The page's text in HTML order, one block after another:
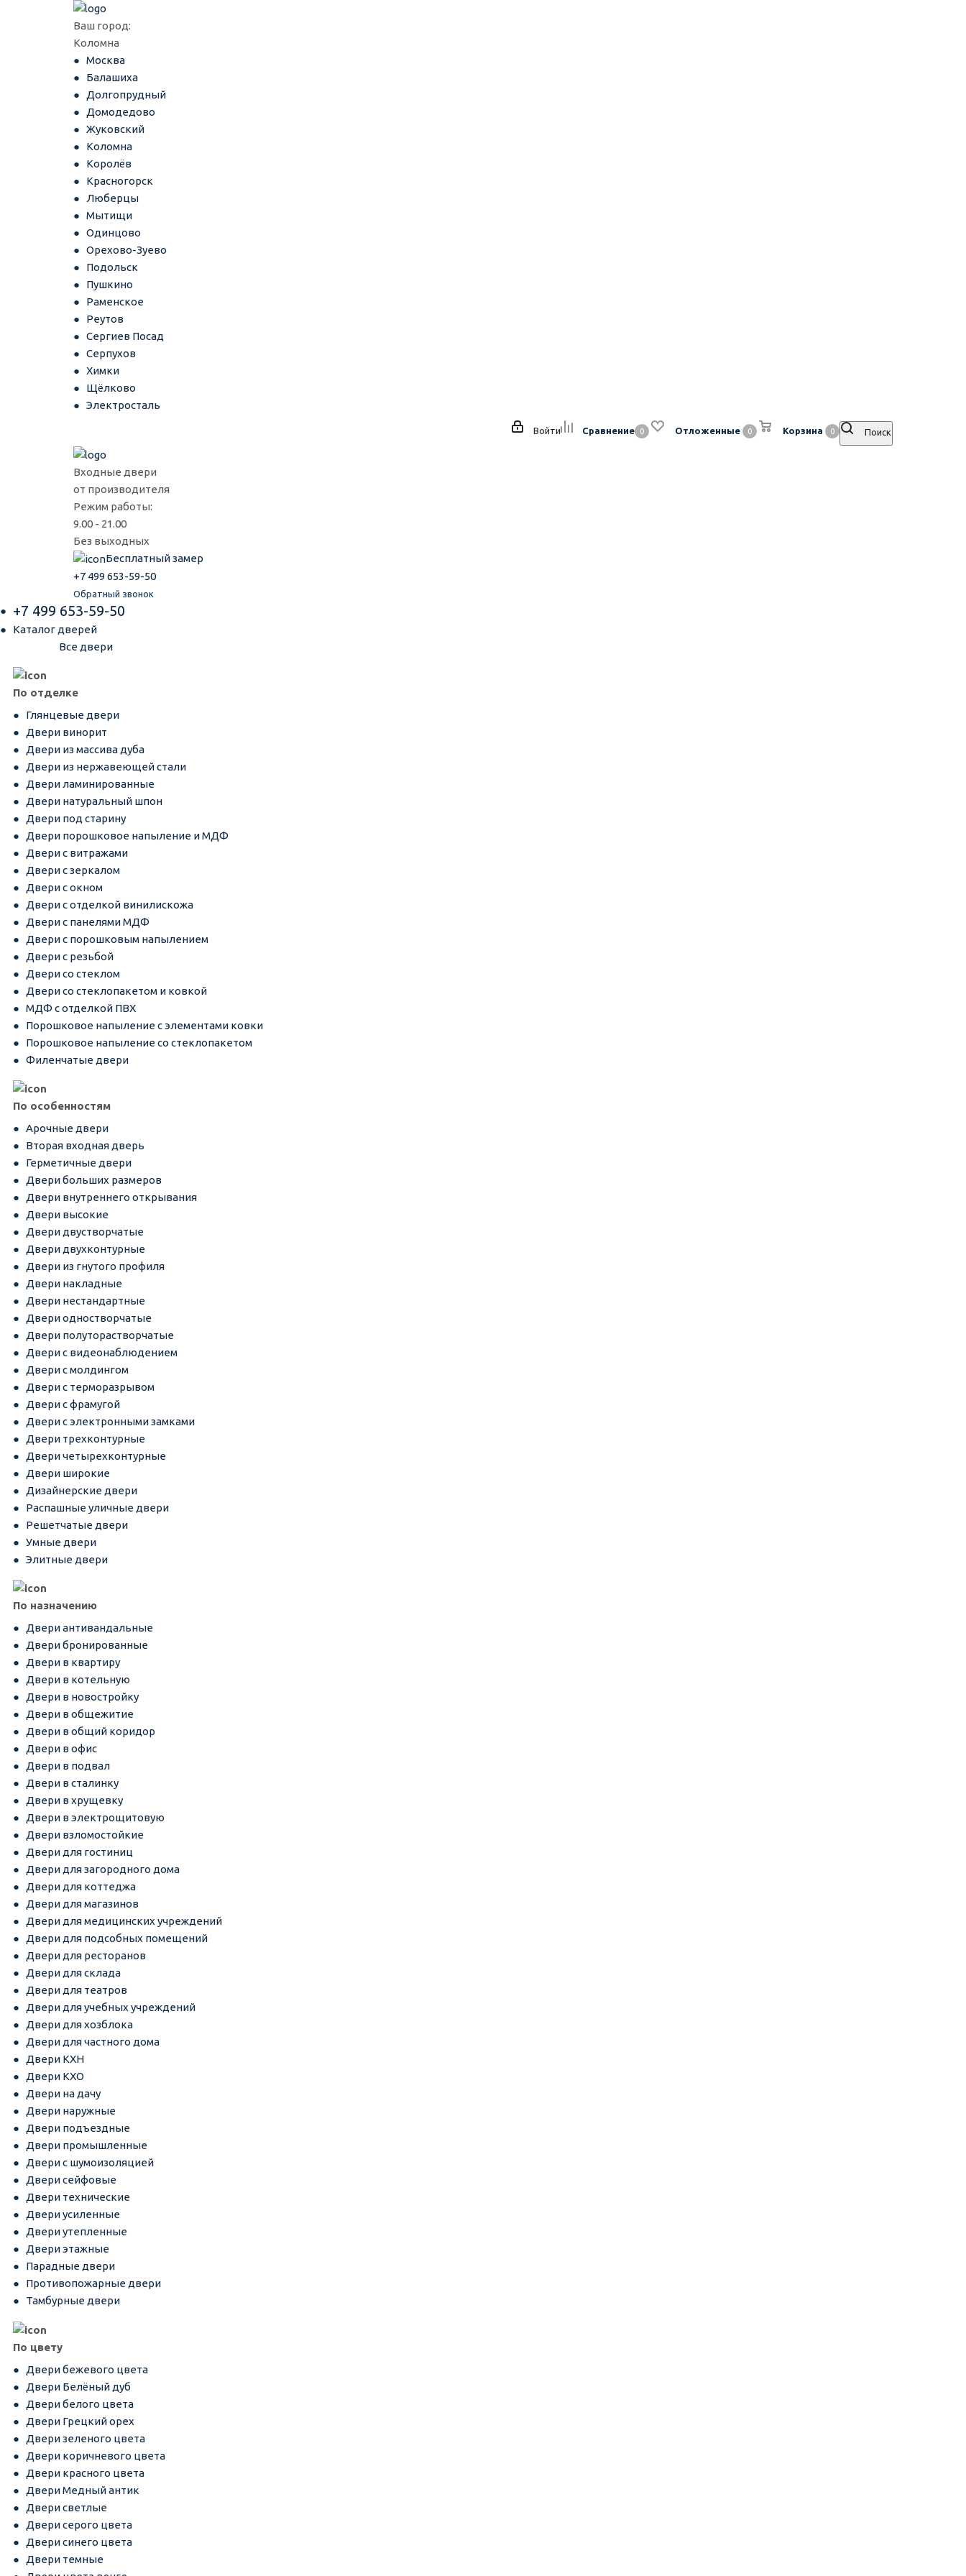
Ваш город:
Коломна
Москва
Балашиха
Долгопрудный
Домодедово
Жуковский
Коломна
Королёв
Красногорск
Люберцы
Мытищи
Одинцово
Орехово-Зуево
Подольск
Пушкино
Раменское
Реутов
Сергиев Посад
Серпухов
Химки
Щёлково
Электросталь
Поиск
Сравнение 0 Отложенные 0 Корзина 0
Войти
Входные двери
от производителя
Режим работы:
9.00 - 21.00
Без выходных
Бесплатный замер
+7 499 653-59-50
Обратный звонок
+7 499 653-59-50
Каталог дверей
Все двери
По отделке
Глянцевые двери
Двери винорит
Двери из массива дуба
Двери из нержавеющей стали
Двери ламинированные
Двери натуральный шпон
Двери под старину
Двери порошковое напыление и МДФ
Двери с витражами
Двери с зеркалом
Двери с окном
Двери с отделкой винилискожа
Двери с панелями МДФ
Двери с порошковым напылением
Двери с резьбой
Двери со стеклом
Двери со стеклопакетом и ковкой
МДФ с отделкой ПВХ
Порошковое напыление с элементами ковки
Порошковое напыление со стеклопакетом
Филенчатые двери
По особенностям
Арочные двери
Вторая входная дверь
Герметичные двери
Двери больших размеров
Двери внутреннего открывания
Двери высокие
Двери двустворчатые
Двери двухконтурные
Двери из гнутого профиля
Двери накладные
Двери нестандартные
Двери одностворчатые
Двери полуторастворчатые
Двери с видеонаблюдением
Двери с молдингом
Двери с терморазрывом
Двери с фрамугой
Двери с электронными замками
Двери трехконтурные
Двери четырехконтурные
Двери широкие
Дизайнерские двери
Распашные уличные двери
Решетчатые двери
Умные двери
Элитные двери
По назначению
Двери антивандальные
Двери бронированные
Двери в квартиру
Двери в котельную
Двери в новостройку
Двери в общежитие
Двери в общий коридор
Двери в офис
Двери в подвал
Двери в сталинку
Двери в хрущевку
Двери в электрощитовую
Двери взломостойкие
Двери для гостиниц
Двери для загородного дома
Двери для коттеджа
Двери для магазинов
Двери для медицинских учреждений
Двери для подсобных помещений
Двери для ресторанов
Двери для склада
Двери для театров
Двери для учебных учреждений
Двери для хозблока
Двери для частного дома
Двери КХН
Двери КХО
Двери на дачу
Двери наружные
Двери подъездные
Двери промышленные
Двери с шумоизоляцией
Двери сейфовые
Двери технические
Двери усиленные
Двери утепленные
Двери этажные
Парадные двери
Противопожарные двери
Тамбурные двери
По цвету
Двери бежевого цвета
Двери Белёный дуб
Двери белого цвета
Двери Грецкий орех
Двери зеленого цвета
Двери коричневого цвета
Двери красного цвета
Двери Медный антик
Двери светлые
Двери серого цвета
Двери синего цвета
Двери темные